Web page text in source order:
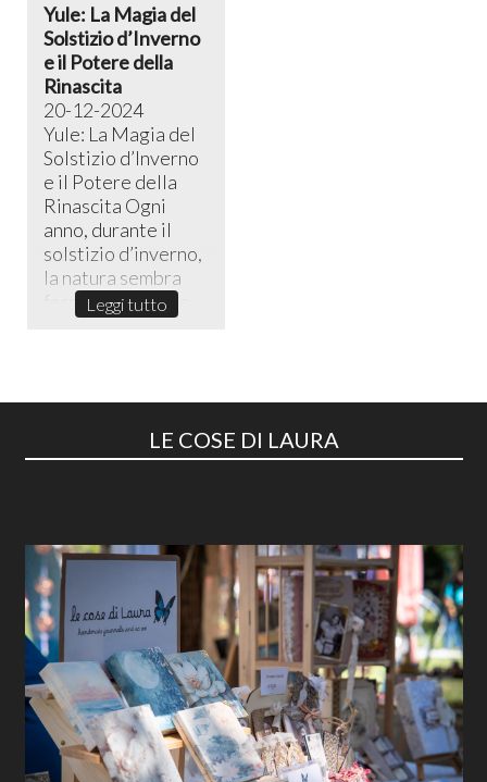
Yule: La Magia del
Solstizio d’Inverno
e il Potere della
Rinascita
20-12-2024
Yule: La Magia del
Solstizio d’Inverno
e il Potere della
Rinascita ​Ogni
anno, durante il
solstizio d’inverno,
la natura sembra
fermarsi in un sile...
Leggi tutto
LE COSE DI LAURA